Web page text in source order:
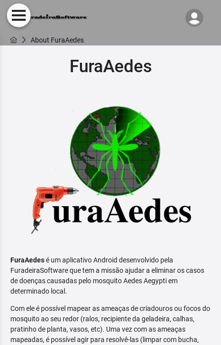
About FuraAedes
FuraAedes
FuraAedesé um aplicativo Android desenvolvido pela
FuradeiraSoftware que tem a missão ajudar a eliminar os casos
de doenças causadas pelo mosquito Aedes Aegypti em
determinado local.
Com ele é possível mapear as ameaças de criadouros ou focos do
mosquito ao seu redor (ralos, recipiente da geladeira, calhas,
pratinho de planta, vasos, etc). Uma vez com as ameaças
mapeadas, é possível agir para resolvê-las (limpar com bucha,